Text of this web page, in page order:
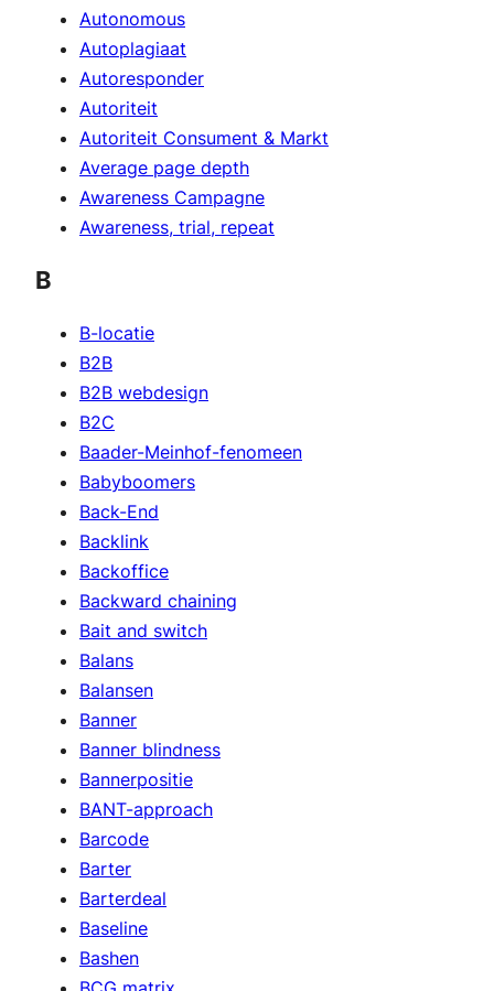
Autonomous
Autoplagiaat
Autoresponder
Autoriteit
Autoriteit Consument & Markt
Average page depth
Awareness Campagne
Awareness, trial, repeat
B
B-locatie
B2B
B2B webdesign
B2C
Baader-Meinhof-fenomeen
Babyboomers
Back-End
Backlink
Backoffice
Backward chaining
Bait and switch
Balans
Balansen
Banner
Banner blindness
Bannerpositie
BANT-approach
Barcode
Barter
Barterdeal
Baseline
Bashen